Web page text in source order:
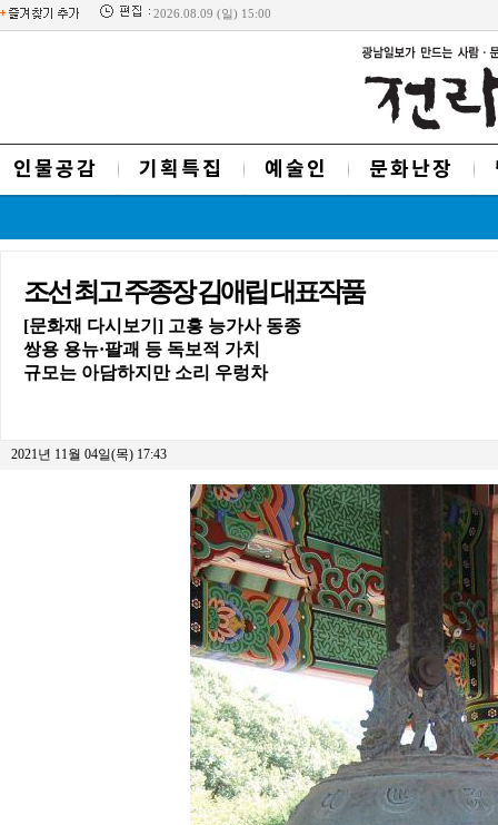
2026.08.09 (일) 15:00
인물공감 기획특집 예술인 문화난장
조선 최고 주종장 김애립 대표작품
[문화재 다시보기] 고흥 능가사 동종
쌍용 용뉴·팔괘 등 독보적 가치
규모는 아담하지만 소리 우렁차
2021년 11월 04일(목) 17:43